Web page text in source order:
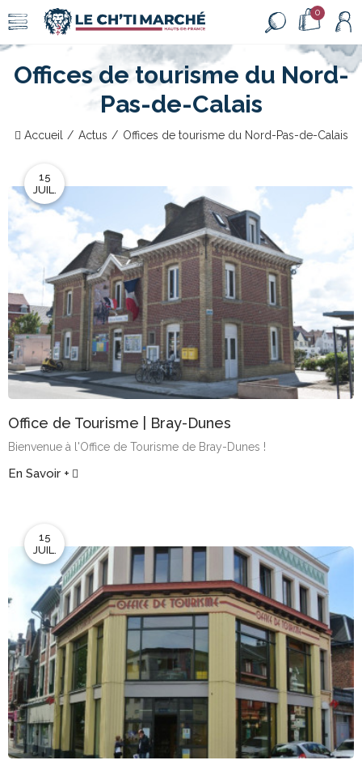
0
Offices de tourisme du Nord-
Pas-de-Calais
Accueil Actus Offices de tourisme du Nord-Pas-de-Calais
15
JUIL.
Office de Tourisme | Bray-Dunes
Bienvenue à l'Office de Tourisme de Bray-Dunes !
En Savoir +
15
JUIL.